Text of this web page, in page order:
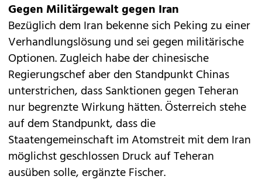
Gegen Militärgewalt gegen Iran
Bezüglich dem Iran bekenne sich Peking zu einer
Verhandlungslösung und sei gegen militärische
Optionen. Zugleich habe der chinesische
Regierungschef aber den Standpunkt Chinas
unterstrichen, dass Sanktionen gegen Teheran
nur begrenzte Wirkung hätten. Österreich stehe
auf dem Standpunkt, dass die
Staatengemeinschaft im Atomstreit mit dem Iran
möglichst geschlossen Druck auf Teheran
ausüben solle, ergänzte Fischer.